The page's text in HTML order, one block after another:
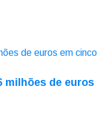
milhões de euros